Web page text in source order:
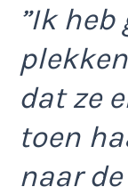
”Ik
dat ze
toen
naar